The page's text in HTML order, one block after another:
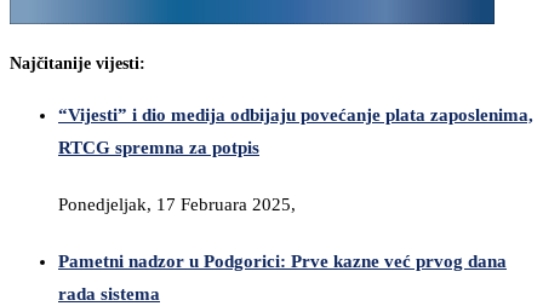
Najčitanije vijesti:
“Vijesti” i dio medija odbijaju povećanje plata zaposlenima,
RTCG spremna za potpis
Ponedjeljak, 17 Februara 2025,
Pametni nadzor u Podgorici: Prve kazne već prvog dana
rada sistema